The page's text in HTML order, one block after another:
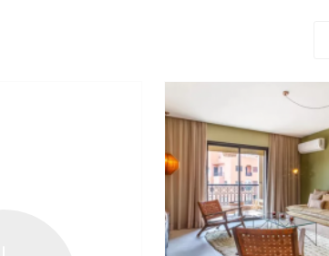
аксессуаров в первую очередь, следует
внешним воздействиям и
в любом специализированном магазине
мебели.
И ДОЛГОВЕЧНОСТЬ
«Стиллмет», отличаются
интерьера.